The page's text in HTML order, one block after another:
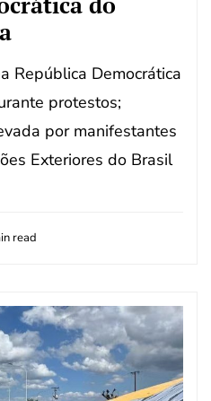
República Democrática
protestos;
por manifestantes
Exteriores do Brasil
read